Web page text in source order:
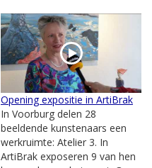
Opening expositie in ArtiBrak
In Voorburg delen 28
beeldende kunstenaars een
werkruimte: Atelier 3. In
ArtiBrak exposeren 9 van hen